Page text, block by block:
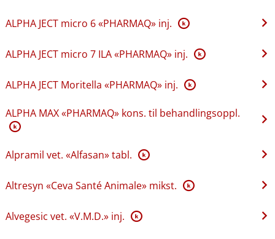
ALPHA JECT micro 6 «PHARMAQ» inj. K
ALPHA JECT micro 7 ILA «PHARMAQ» inj. K
ALPHA JECT Moritella «PHARMAQ» inj. K
ALPHA MAX «PHARMAQ» kons. til behandlingsoppl.
K
Alpramil vet. «Alfasan» tabl. K
Altresyn «Ceva Santé Animale» mikst. K
Alvegesic vet. «V.M.D.» inj. K